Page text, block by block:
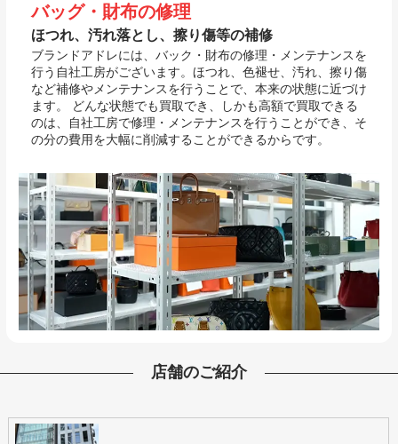
バッグ・財布の修理
ほつれ、汚れ落とし、擦り傷等の補修
ブランドアドレには、バック・財布の修理・メンテナンスを
行う自社工房がございます。ほつれ、色褪せ、汚れ、擦り傷
など補修やメンテナンスを行うことで、本来の状態に近づけ
ます。 どんな状態でも買取でき、しかも高額で買取できる
のは、自社工房で修理・メンテナンスを行うことができ、そ
の分の費用を大幅に削減することができるからです。
店舗のご紹介